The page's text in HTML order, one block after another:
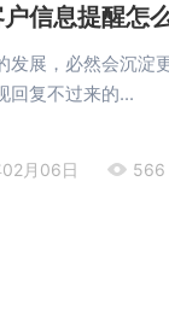
信息提醒怎
发展，必然会沉淀
回复不过来的...
月06日 566